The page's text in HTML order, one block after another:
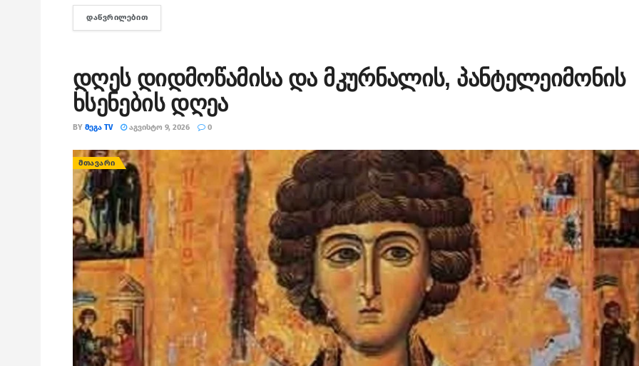
ᲓᲐᲬᲕᲠᲘᲚᲔᲑᲘᲗ
დღეს დიდმოწამისა და მკურნალის, პანტელეიმონის
ხსენების დღეა
BY ᲛᲔᲒᲐ TV ᲐᲒᲕᲘᲡᲢᲝ 9, 2026 0
ᲛᲗᲐᲕᲐᲠᲘ